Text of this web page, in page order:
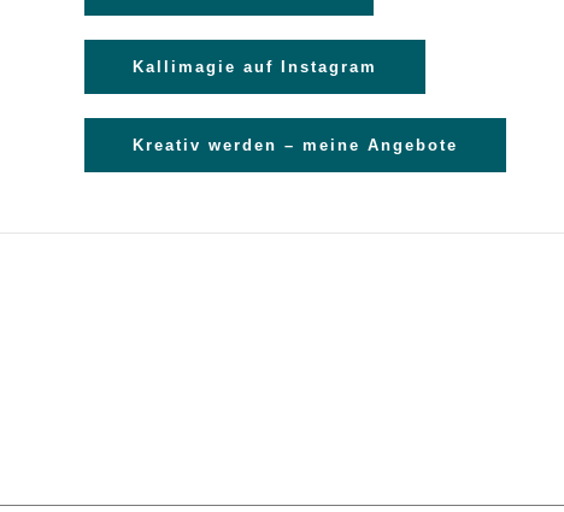
Kallimagie auf Instagram
Kreativ werden – meine Angebote